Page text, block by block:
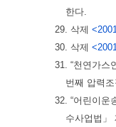
한다.
29. 삭제
30. 삭제
31. “천연가스
번째 압력
32. “어린이운
수사업법」